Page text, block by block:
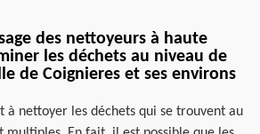
des nettoyeurs à haute
les déchets au niveau de
de Coignieres et ses environs
à nettoyer les déchets qui se trouvent au